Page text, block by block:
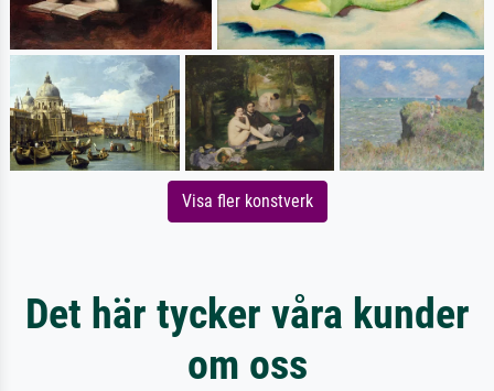
Visa fler konstverk
Det här tycker våra kunder
om oss